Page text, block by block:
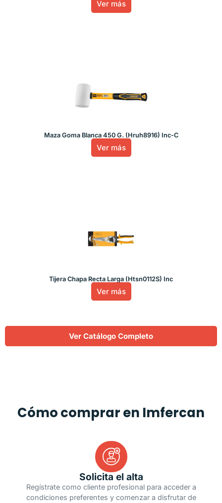
Ver más
Maza Goma Blanca 450 G. (Hruh8916) Inc-C
Ver más
Tijera Chapa Recta Larga (Htsn0112S) Inc
Ver más
Ver Catálogo Completo
Cómo comprar en Imfercan
Solicita el alta
Regístrate como cliente profesional para acceder a
condiciones preferentes y comenzar a disfrutar de